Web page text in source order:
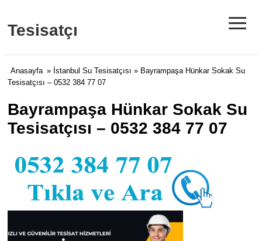
Tesisatçı ≡
Anasayfa » İstanbul Su Tesisatçısı » Bayrampaşa Hünkar Sokak Su
Tesisatçısı – 0532 384 77 07
Bayrampaşa Hünkar Sokak Su
Tesisatçısı – 0532 384 77 07